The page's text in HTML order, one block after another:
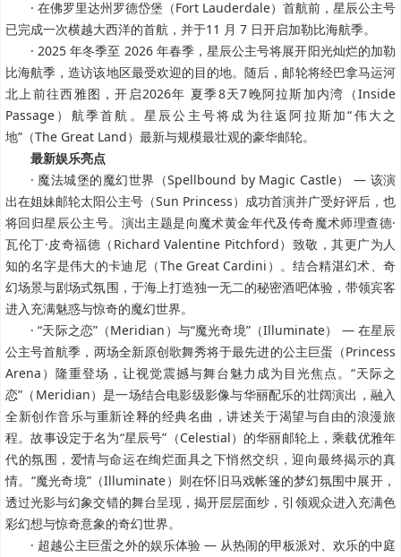
· 在佛罗里达州罗德岱堡（Fort Lauderdale）首航前，星辰公主号
已完成一次横越大西洋的首航，并于11 月 7 日开启加勒比海航季。
· 2025 年冬季至 2026 年春季，星辰公主号将展开阳光灿烂的加勒
比海航季，造访该地区最受欢迎的目的地。随后，邮轮将经巴拿马运河
北上前往西雅图，开启2026年 夏季8天7晚阿拉斯加内湾（Inside
Passage）航季首航。星辰公主号将成为往返阿拉斯加“伟大之
地”（The Great Land）最新与规模最壮观的豪华邮轮。
最新娱乐亮点
· 魔法城堡的魔幻世界（Spellbound by Magic Castle） — 该演
出在姐妹邮轮太阳公主号（Sun Princess）成功首演并广受好评后，也
将回归星辰公主号。演出主题是向魔术黄金年代及传奇魔术师理查德·
瓦伦丁·皮奇福德（Richard Valentine Pitchford）致敬，其更广为人
知的名字是伟大的卡迪尼（The Great Cardini）。结合精湛幻术、奇
幻场景与剧场式氛围，于海上打造独一无二的秘密酒吧体验，带领宾客
进入充满魅惑与惊奇的魔幻世界。
· “天际之恋”（Meridian）与“魔光奇境”（Illuminate） — 在星辰
公主号首航季，两场全新原创歌舞秀将于最先进的公主巨蛋（Princess
Arena）隆重登场，让视觉震撼与舞台魅力成为目光焦点。“天际之
恋”（Meridian）是一场结合电影级影像与华丽配乐的壮阔演出，融入
全新创作音乐与重新诠释的经典名曲，讲述关于渴望与自由的浪漫旅
程。故事设定于名为“星辰号”（Celestial）的华丽邮轮上，乘载优雅年
代的氛围，爱情与命运在绚烂面具之下悄然交织，迎向最终揭示的真
情。“魔光奇境”（Illuminate）则在怀旧马戏帐篷的梦幻氛围中展开，
透过光影与幻象交错的舞台呈现，揭开层层面纱，引领观众进入充满色
彩幻想与惊奇意象的奇幻世界。
· 超越公主巨蛋之外的娱乐体验 — 从热闹的甲板派对、欢乐的中庭